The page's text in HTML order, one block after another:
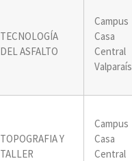
TECNOLOGÍA
DEL ASFALTO
Campus
Casa
Central
TOPOGRAFIA Y
TALLER
Campus
Casa
Central